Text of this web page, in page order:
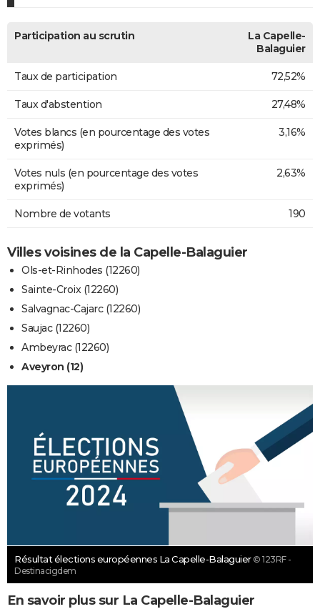
Participation au scrutin
La Capelle-
Balaguier
Taux de participation 72,52%
Taux d'abstention 27,48%
Votes blancs (en pourcentage des votes
exprimés)
3,16%
Votes nuls (en pourcentage des votes
exprimés)
2,63%
Nombre de votants 190
Villes voisines de la Capelle-Balaguier
Ols-et-Rinhodes (12260)
Sainte-Croix (12260)
Salvagnac-Cajarc (12260)
Saujac (12260)
Ambeyrac (12260)
Aveyron (12)
Résultat élections européennes La Capelle-Balaguier © 123RF -
Destinacigdem
En savoir plus sur La Capelle-Balaguier